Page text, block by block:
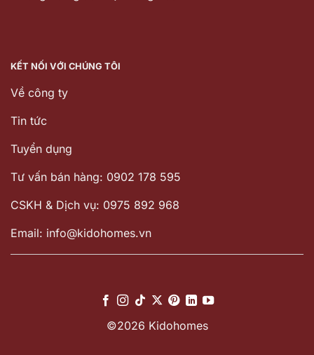
KẾT NỐI VỚI CHÚNG TÔI
Về công ty
Tin tức
Tuyển dụng
Tư vấn bán hàng: 0902 178 595
CSKH & Dịch vụ: 0975 892 968
Email: info@kidohomes.vn
©2026 Kidohomes